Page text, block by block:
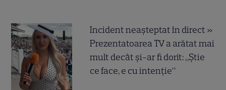
Incident neașteptat în direct »
Prezentatoarea TV a arătat mai
mult decât și-ar fi dorit: „Știe
ce face, e cu intenție”